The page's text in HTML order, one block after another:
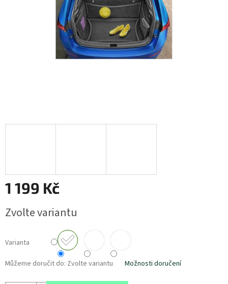
1 199 Kč
cena:
Zvolte variantu
Varianta
Můžeme doručit do: Zvolte variantu Možnosti doručení